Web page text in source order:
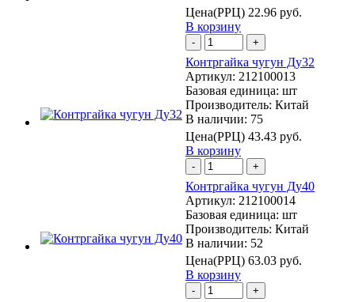
Цена(РРЦ) 22.96 руб.
В корзину
- +
Контргайка чугун Ду32
Артикул: 212100013
Базовая единица: шт
Производитель: Китай
В наличии: 75
Цена(РРЦ) 43.43 руб.
В корзину
- +
Контргайка чугун Ду40
Артикул: 212100014
Базовая единица: шт
Производитель: Китай
В наличии: 52
Цена(РРЦ) 63.03 руб.
В корзину
- +